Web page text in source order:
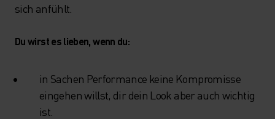
sich anfühlt.
Du wirst es lieben, wenn du:
in Sachen Performance keine Kompromisse
eingehen willst, dir dein Look aber auch wichtig
ist.